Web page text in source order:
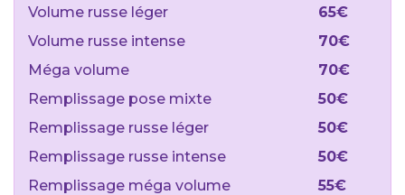
Volume russe léger
65€
Volume russe intense
70€
Méga volume
70€
Remplissage pose mixte
50€
Remplissage russe léger
50€
Remplissage russe intense
50€
Remplissage méga volume
55€